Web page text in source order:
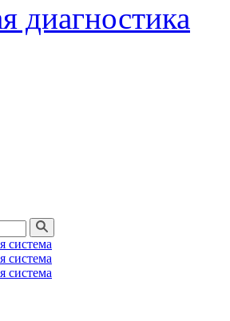
диагностика
система
система
система